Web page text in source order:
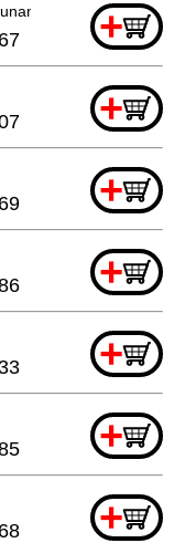
+
+
+
+
+
+
+